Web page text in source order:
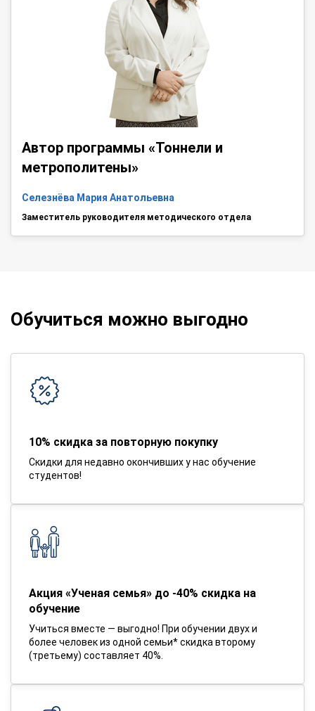
Автор программы «Тоннели и
метрополитены»
Селезнёва Мария Анатольевна
Заместитель руководителя методического отдела
Обучиться можно выгодно
10% скидка за повторную покупку
Скидки для недавно окончивших у нас обучение
студентов!
Акция «Ученая семья» до -40% скидка на
обучение
Учиться вместе — выгодно! При обучении двух и
более человек из одной семьи* скидка второму
(третьему) составляет 40%.